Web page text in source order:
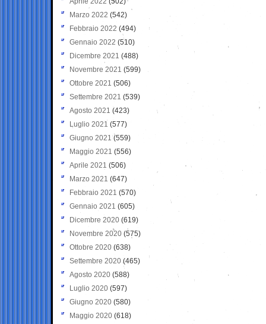
Marzo 2022 (542)
Febbraio 2022 (494)
Gennaio 2022 (510)
Dicembre 2021 (488)
Novembre 2021 (599)
Ottobre 2021 (506)
Settembre 2021 (539)
Agosto 2021 (423)
Luglio 2021 (577)
Giugno 2021(559)
Maggio 2021 (556)
Aprile 2021 (506)
Marzo 2021 (647)
Febbraio 2021 (570)
Gennaio 2021 (605)
Dicembre 2020 (619)
Novembre 2020 (575)
Ottobre 2020 (638)
Settembre 2020(465)
Agosto 2020 (588)
Luglio 2020 (597)
Giugno 2020 (580)
Maggio 2020 (618)